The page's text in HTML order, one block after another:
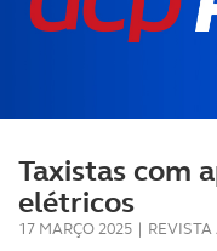
Taxistas com
elétricos
17 MARÇO 2025 | REVISTA